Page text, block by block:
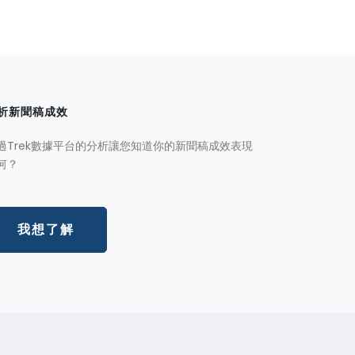
新聞稿成效
Trek數據平台的分析讓您知道你的新聞稿成效表現
？
我想了解